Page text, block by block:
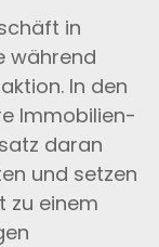
in
während
In den
Immobilien-
daran
und setzen
zu einem